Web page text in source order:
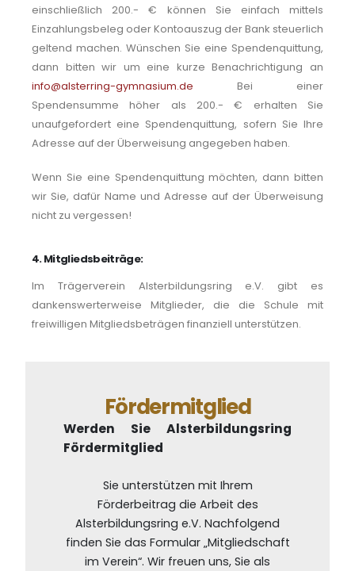
einschließlich 200.- € können Sie einfach mittels
Einzahlungsbeleg oder Kontoauszug der Bank steuerlich
geltend machen. Wünschen Sie eine Spendenquittung,
dann bitten wir um eine kurze Benachrichtigung an
info@alsterring-gymnasium.de Bei einer
Spendensumme höher als 200.- € erhalten Sie
unaufgefordert eine Spendenquittung, sofern Sie Ihre
Adresse auf der Überweisung angegeben haben.
Wenn Sie eine Spendenquittung möchten, dann bitten
wir Sie, dafür Name und Adresse auf der Überweisung
nicht zu vergessen!
4. Mitgliedsbeiträge:
Im Trägerverein Alsterbildungsring e.V. gibt es
dankenswerterweise Mitglieder, die die Schule mit
freiwilligen Mitgliedsbeträgen finanziell unterstützen.
Fördermitglied
Werden Sie Alsterbildungsring
Fördermitglied
Sie unterstützen mit Ihrem
Förderbeitrag die Arbeit des
Alsterbildungsring e.V. Nachfolgend
finden Sie das Formular „Mitgliedschaft
im Verein“. Wir freuen uns, Sie als